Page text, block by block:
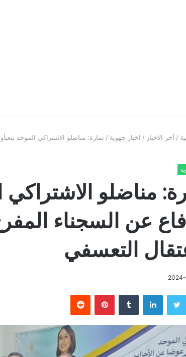
/ أخر الاخبار / اخبار جهوية / تمارة: مناضلو الاشتراكي الموحد
مناضلو الاشتراكي
عن السجناء
التعسفي
لينكدإن بينتيريست